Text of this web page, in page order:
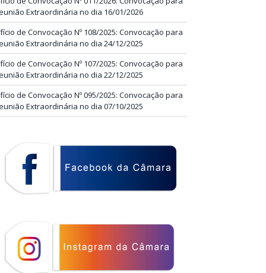
Extraordinária no dia 16/01/2026
de Convocação Nº 108/2025: Convocação para
Extraordinária no dia 24/12/2025
de Convocação Nº 107/2025: Convocação para
Extraordinária no dia 22/12/2025
de Convocação Nº 095/2025: Convocação para
Extraordinária no dia 07/10/2025